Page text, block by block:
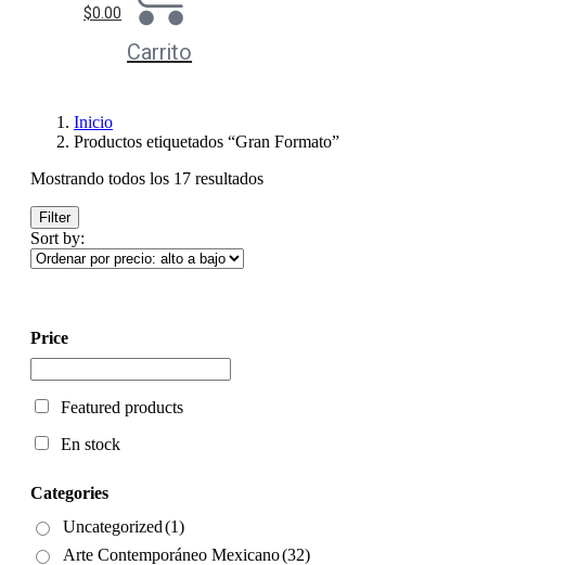
$0.00
Carrito
Inicio
Productos etiquetados “Gran Formato”
Mostrando todos los 17 resultadosSorted
Filter
Sort by:
Price
Featured products
En stock
Categories
Uncategorized(1)
Arte Contemporáneo Mexicano(32)